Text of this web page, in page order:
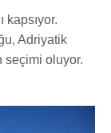
kapsıyor.
Adriyatik
seçimi oluyor.